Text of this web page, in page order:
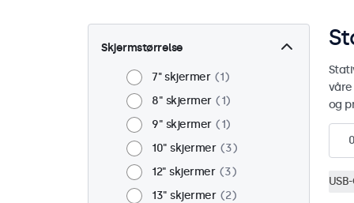
Skjermstørrelse
7'' skjermer
1
8" skjermer
1
9" skjermer
1
10" skjermer
3
12" skjermer
3
13" skjermer
2
og
0